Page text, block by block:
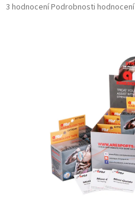
Průměrné
3 hodnoceníPodrobnosti hodnocení